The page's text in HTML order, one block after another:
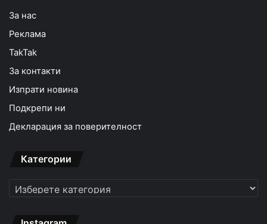
За нас
Реклама
TakTak
За контакти
Изпрати новина
Подкрепи ни
Декларация за поверителност
Категории
Категории